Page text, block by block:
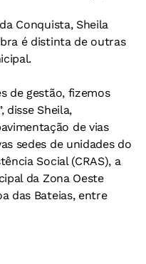
Conquista, Sheila
é distinta de outras
de gestão, fizemos
disse Sheila,
de vias
sedes de unidades do
Social (CRAS), a
da Zona Oeste
das Bateias, entre